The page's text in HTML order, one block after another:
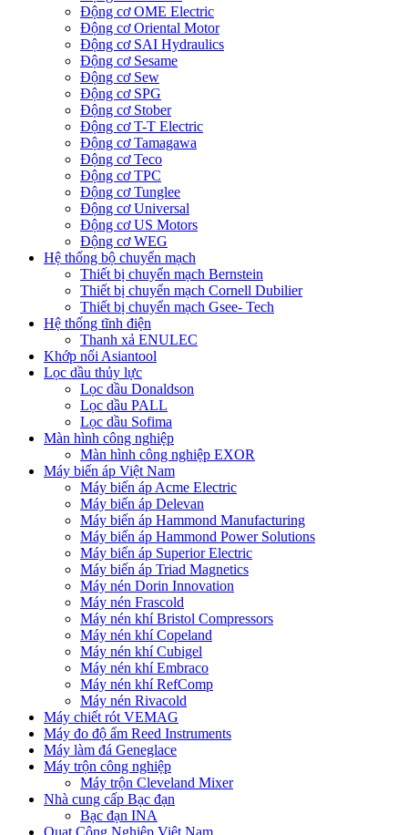
Động cơ OME Electric
Động cơ Oriental Motor
Động cơ SAI Hydraulics
Động cơ Sesame
Động cơ Sew
Động cơ SPG
Động cơ Stober
Động cơ T-T Electric
Động cơ Tamagawa
Động cơ Teco
Động cơ TPC
Động cơ Tunglee
Động cơ Universal
Động cơ US Motors
Động cơ WEG
Hệ thống bộ chuyển mạch
Thiết bị chuyển mạch Bernstein
Thiết bị chuyển mạch Cornell Dubilier
Thiết bị chuyển mạch Gsee- Tech
Hệ thống tĩnh điện
Thanh xả ENULEC
Khớp nối Asiantool
Lọc dầu thủy lực
Lọc dầu Donaldson
Lọc dầu PALL
Lọc dầu Sofima
Màn hình công nghiệp
Màn hình công nghiệp EXOR
Máy biến áp Việt Nam
Máy biến áp Acme Electric
Máy biến áp Delevan
Máy biến áp Hammond Manufacturing
Máy biến áp Hammond Power Solutions
Máy biến áp Superior Electric
Máy biến áp Triad Magnetics
Máy nén Dorin Innovation
Máy nén Frascold
Máy nén khí Bristol Compressors
Máy nén khí Copeland
Máy nén khí Cubigel
Máy nén khí Embraco
Máy nén khí RefComp
Máy nén Rivacold
Máy chiết rót VEMAG
Máy đo độ ẩm Reed Instruments
Máy làm đá Geneglace
Máy trộn công nghiệp
Máy trộn Cleveland Mixer
Nhà cung cấp Bạc đạn
Bạc đạn INA
Quạt Công Nghiệp Việt Nam